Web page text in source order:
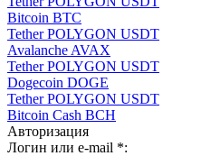
Bitcoin BTC
Tether POLYGON USDT
Avalanche AVAX
Tether POLYGON USDT
Dogecoin DOGE
Tether POLYGON USDT
Bitcoin Cash BCH
Авторизация
Логин или e-mail *: